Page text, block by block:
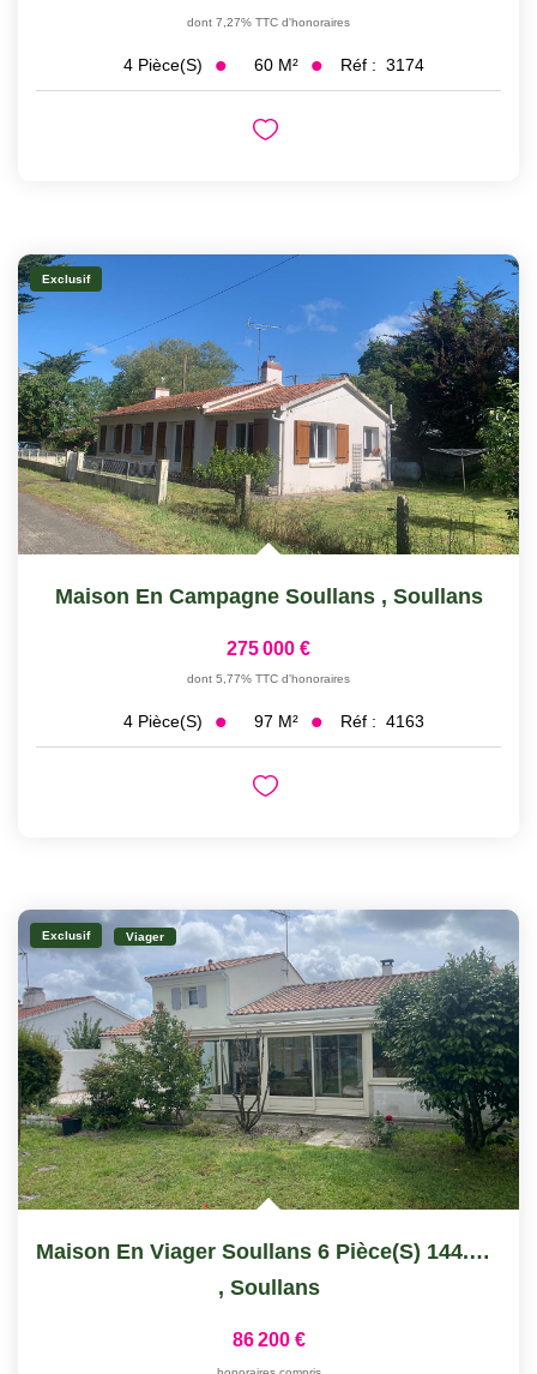
dont 7,27% TTC d'honoraires
4 Pièce(s) 60 M² Réf : 3174
Exclusif
Maison En Campagne Soullans , Soullans
275 000 €
dont 5,77% TTC d'honoraires
4 Pièce(s) 97 M² Réf : 4163
Exclusif Viager
Maison En Viager Soullans 6 Pièce(s) 144.34 M2
, Soullans
86 200 €